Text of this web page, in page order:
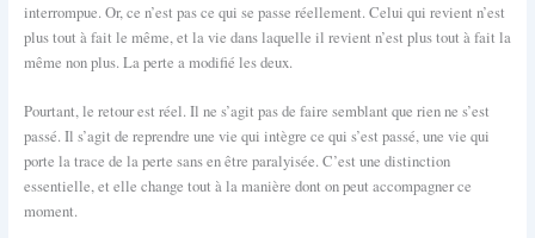
interrompue. Or, ce n’est pas ce qui se passe réellement. Celui qui revient n’est
plus tout à fait le même, et la vie dans laquelle il revient n’est plus tout à fait la
même non plus. La perte a modifié les deux.
Pourtant, le retour est réel. Il ne s’agit pas de faire semblant que rien ne s’est
passé. Il s’agit de reprendre une vie qui intègre ce qui s’est passé, une vie qui
porte la trace de la perte sans en être paralyisée. C’est une distinction
essentielle, et elle change tout à la manière dont on peut accompagner ce
moment.